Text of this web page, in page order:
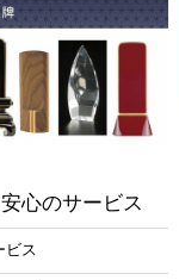
心のサービス
ビス